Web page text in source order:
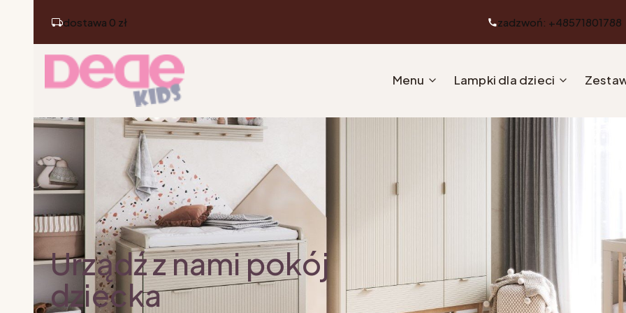
dostawa 0 zł zadzwoń: +48571801788
Menu Lampki dla dzieci
Urządź z nami pokój
dziecka